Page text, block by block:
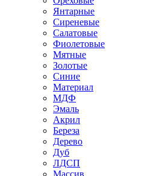
Янтарные
Сиреневые
Салатовые
Фиолетовые
Мятные
Золотые
Синие
Материал
МДФ
Эмаль
Акрил
Береза
Дерево
Дуб
ЛДСП
Массив